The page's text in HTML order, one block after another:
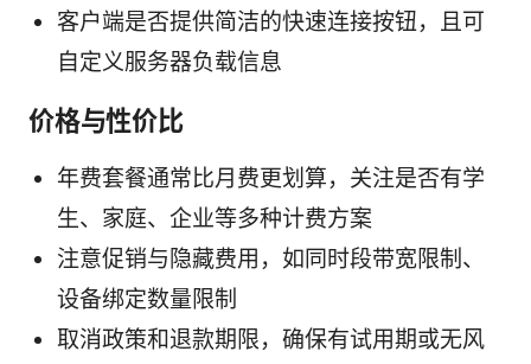
客户端是否提供简洁的快速连接按钮，且可
自定义服务器负载信息
价格与性价比
年费套餐通常比月费更划算，关注是否有学
生、家庭、企业等多种计费方案
注意促销与隐藏费用，如同时段带宽限制、
设备绑定数量限制
取消政策和退款期限，确保有试用期或无风